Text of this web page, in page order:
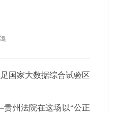
国家大数据综合试验区
州法院在这场以“公正